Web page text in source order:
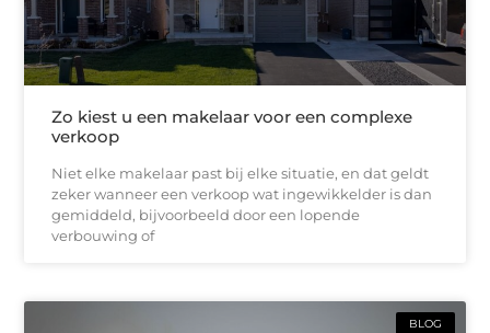
Zo kiest u een makelaar voor een complexe
verkoop
Niet elke makelaar past bij elke situatie, en dat geldt
zeker wanneer een verkoop wat ingewikkelder is dan
gemiddeld, bijvoorbeeld door een lopende
verbouwing of
BLOG